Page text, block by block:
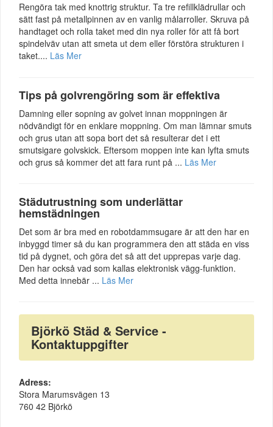
Rengöra tak med knottrig struktur. Ta tre refillklädrullar och
sätt fast på metallpinnen av en vanlig målarroller. Skruva på
handtaget och rolla taket med din nya roller för att få bort
spindelväv utan att smeta ut dem eller förstöra strukturen i
taket.... Läs Mer
Tips på golvrengöring som är effektiva
Damning eller sopning av golvet innan moppningen är
nödvändigt för en enklare moppning. Om man lämnar smuts
och grus utan att sopa bort det så resulterar det i ett
smutsigare golvskick. Eftersom moppen inte kan lyfta smuts
och grus så kommer det att fara runt på ... Läs Mer
Städutrustning som underlättar
hemstädningen
Det som är bra med en robotdammsugare är att den har en
inbyggd timer så du kan programmera den att städa en viss
tid på dygnet, och göra det så att det upprepas varje dag.
Den har också vad som kallas elektronisk vägg-funktion.
Med detta innebär ... Läs Mer
Björkö Städ & Service -
Kontaktuppgifter
Adress:
Stora Marumsvägen 13
760 42 Björkö